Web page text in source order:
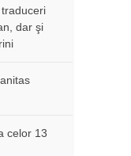
dar şi
celor 13